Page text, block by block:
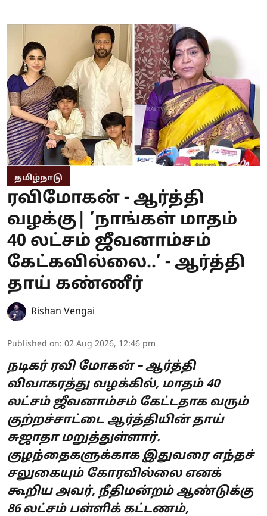
தமிழ்நாடு
ரவிமோகன் - ஆர்த்தி
வழக்கு| ’நாங்கள் மாதம்
40 லட்சம் ஜீவனாம்சம்
கேட்கவில்லை..’ - ஆர்த்தி
தாய் கண்ணீர்
Rishan Vengai
Published on: 02 Aug 2026, 12:46 pm
நடிகர் ரவி மோகன் – ஆர்த்தி
விவாகரத்து வழக்கில், மாதம் 40
லட்சம் ஜீவனாம்சம் கேட்டதாக வரும்
குற்றச்சாட்டை ஆர்த்தியின் தாய்
சுஜாதா மறுத்துள்ளார்.
குழந்தைகளுக்காக இதுவரை எந்தச்
சலுகையும் கோரவில்லை எனக்
கூறிய அவர், நீதிமன்றம் ஆண்டுக்கு
86 லட்சம் பள்ளிக் கட்டணம்,